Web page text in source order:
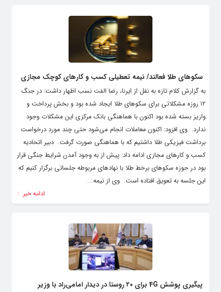
سکوهای طلا فعالند/ نیمه تعطیلی کسب و کارهای کوچک مجازی
به گزارش کلام تازه به نقل از ایرنا، رضا الفت نسب اظهار داشت: در جنگ
۱۲ روزه مشکلاتی برای سکوهای طلا ایجاد شده بود و بخش پرداخت و
واریز بسته شده بود اکنون با هماهنگی بانک مرکزی این مشکلات وجود
ندارد. ‌ وی افزود: اکنون معاملات انجام می‌شود حتی چند مورد درخواست
برداشت فیزیکی طلا داشتیم که با هماهنگی صورت گرفت. ‌ دبیر اتحادیه
کسب و کارهای مجازی ادامه داد: پیش از به وجود آمدن شرایط جنگی قرار
بود در حوزه سکوهای برخط طلا با نهادهای مربوطه جلساتی برگزار کنیم که
این جلسه به تعویق افتاده است. ‌ وی از نیمه...
ادامه خبر
پیگیری پوشش 4G برای ۲۰ روستا در دیدار امامی‌راد با وزیر